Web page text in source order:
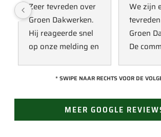
Zeer tevreden over
Groen Dakwerken.
Hij reageerde snel
op onze melding en
een collega kijken
Omdat een
definitieve reparatie
We zijn
Groen
De
met Jan,
vak en
* SWIPE NAAR RECHTS VOOR DE
MEER GOOGLE